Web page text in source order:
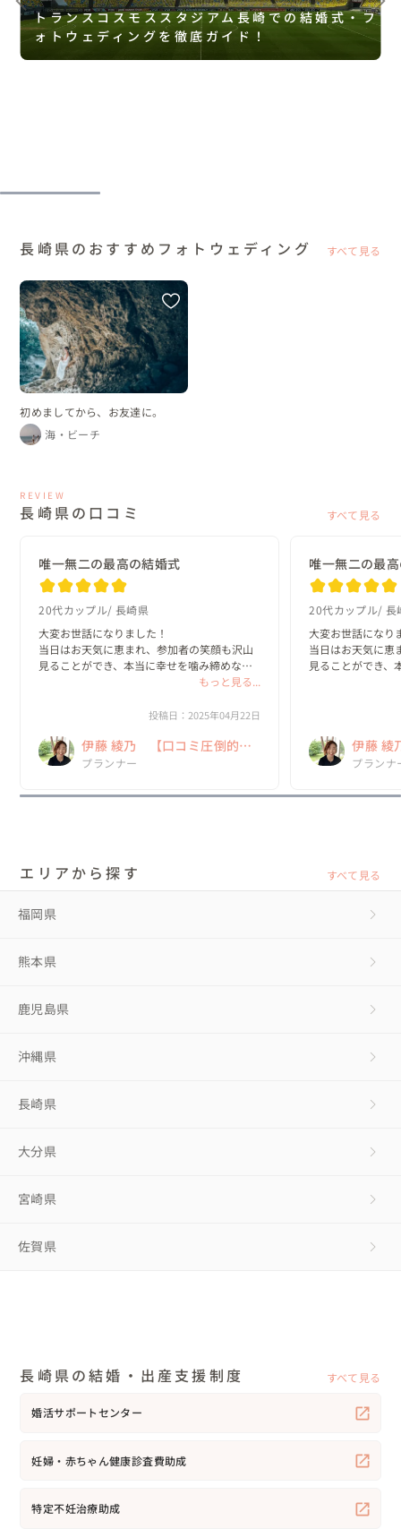
トランスコスモススタジアム長崎での結婚式・フ
ォトウェディングを徹底ガイド！
長崎県のおすすめフォトウェディング すべて見る
初めましてから、お友達に。
海・ビーチ
REVIEW
長崎県の口コミ すべて見る
唯一無二の最高の結婚式
20代カップル 長崎県
大変お世話になりました！
当日はお天気に恵まれ、参加者の笑顔も沢山
見ることができ、本当に幸せを噛み締めなが
らのあっという間の時間でした^ ^
2人で唯一無二の最高の結婚式だったね、大成
きて、とても幸せです。
もっと見る...
投稿日：2025年04月22日
伊藤 綾乃 【口コミ圧倒的
No.1！ 「NO」とは言わない
プランナー
唯一無二の最
20代カップル 長
大変お世話になり
当日はお天気に恵
見ることができ、
きて、とても幸せ
伊藤 綾
No.1！
プランナ
エリアから探す すべて見る
福岡県
熊本県
鹿児島県
沖縄県
長崎県
大分県
宮崎県
佐賀県
長崎県の結婚・出産支援制度 すべて見る
婚活サポートセンター
妊婦・赤ちゃん健康診査費助成
特定不妊治療助成